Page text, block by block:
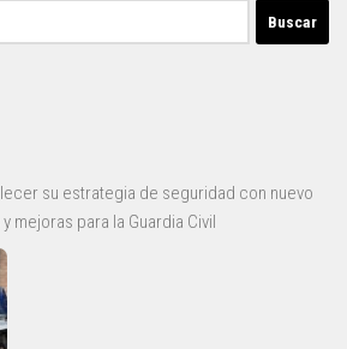
su estrategia de seguridad con nuevo
mejoras para la Guardia Civil